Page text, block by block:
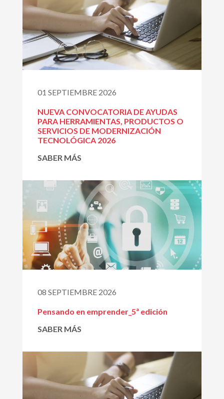
01 SEPTIEMBRE 2026
NUEVA CONVOCATORIA DE AYUDAS
PARA HERRAMIENTAS, PRODUCTOS O
SERVICIOS DE MODERNIZACIÓN
TECNOLÓGICA 2026
SABER MÁS
08 SEPTIEMBRE 2026
Pensando en emprender_5ª edición
SABER MÁS